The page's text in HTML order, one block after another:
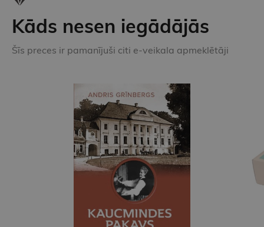
Kāds nesen iegādājās
Šīs preces ir pamanījuši citi e-veikala apmeklētāji